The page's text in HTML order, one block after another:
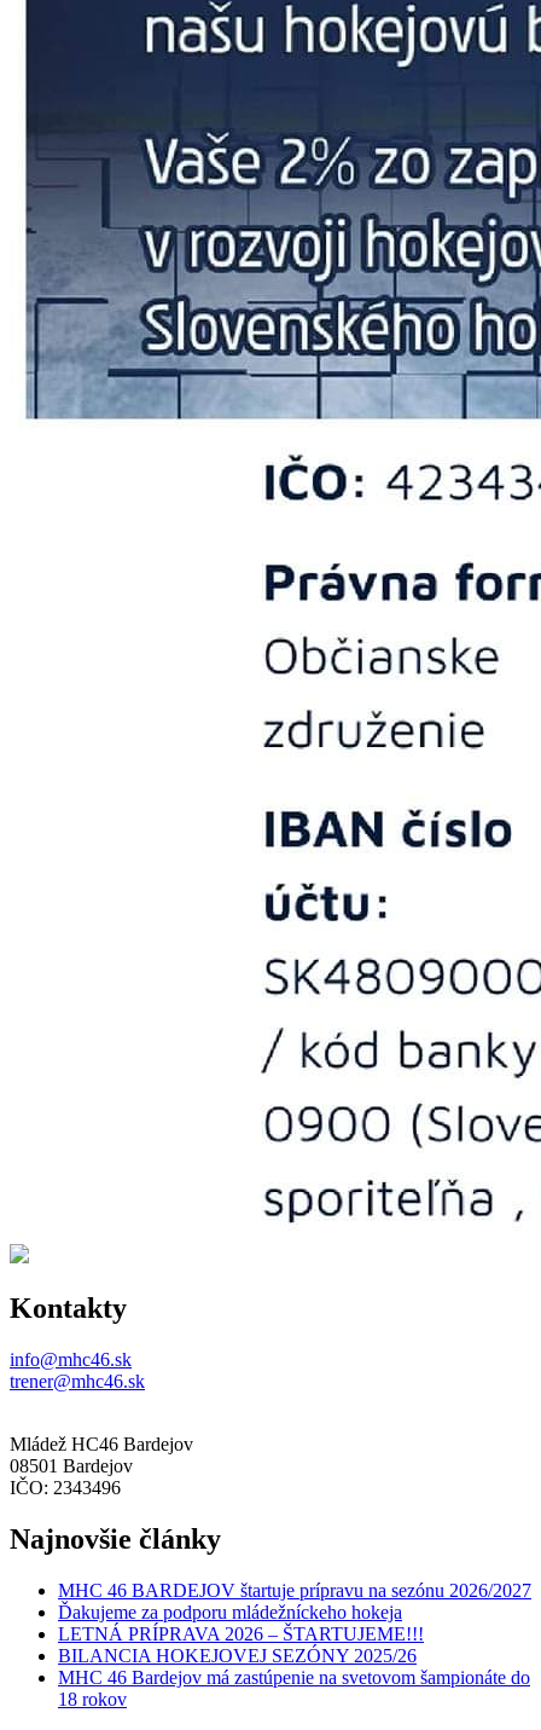
Kontakty
info@mhc46.sk
trener@mhc46.sk
Mládež HC46 Bardejov
08501 Bardejov
IČO: 2343496
Najnovšie články
MHC 46 BARDEJOV štartuje prípravu na sezónu 2026/2027
Ďakujeme za podporu mládežníckeho hokeja
LETNÁ PRÍPRAVA 2026 – ŠTARTUJEME!!!
BILANCIA HOKEJOVEJ SEZÓNY 2025/26
MHC 46 Bardejov má zastúpenie na svetovom šampionáte do
18 rokov